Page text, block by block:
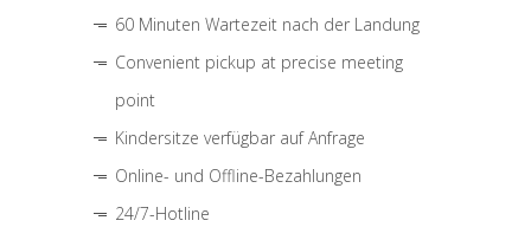
60 Minuten Wartezeit nach der Landung
Convenient pickup at precise meeting
point
Kindersitze verfügbar auf Anfrage
Online- und Offline-Bezahlungen
24/7-Hotline